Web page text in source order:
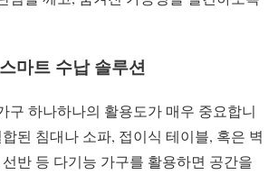
마트 수납 솔루션
구 하나하나의 활용도가 매우 중요합니
된 침대나 소파, 접이식 테이블, 혹은 벽
반 등 다기능 가구를 활용하면 공간을